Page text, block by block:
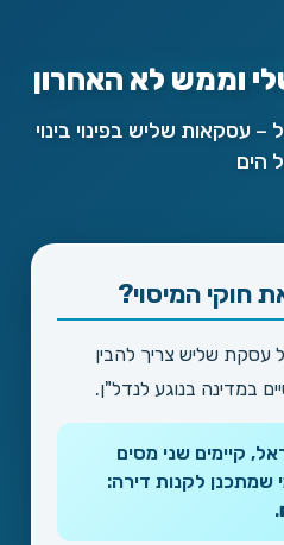
וממש לא האחרון
עסקאות שליש בפינוי בינוי
הים
חוקי המיסוי?
עסקת שליש צריך להבין
במדינה בנוגע לנדל"ן.
קיימים שני מסים
שמתכנן לקנות דירה:
.